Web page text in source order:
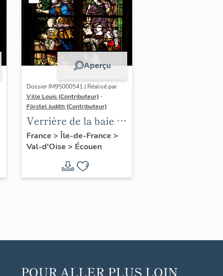
Aperçu
Dossier IM95000541 | Réalisé par
Ville Louis (Contributeur) -
Förstel Judith (Contributeur)
Verrière de la baie 2 :
scènes de la Passion,
avec donatrices
France > Île-de-France >
Val-d'Oise > Écouen
POUR ALLER PLUS LOIN